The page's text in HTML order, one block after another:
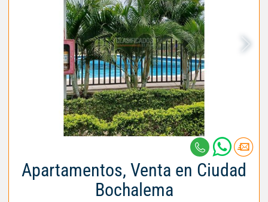
Apartamentos, Venta en Ciudad
Bochalema